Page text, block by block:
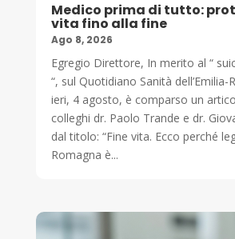
Medico prima di tutto:
vita fino alla fine
Ago 8, 2026
Egregio Direttore, In merito al “
“, sul Quotidiano Sanità dell’Emilia-
ieri, 4 agosto, è comparso un
colleghi dr. Paolo Trande e dr.
dal titolo: “Fine vita. Ecco perché
Romagna è...